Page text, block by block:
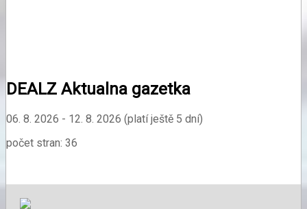
DEALZ Aktualna gazetka
06. 8. 2026 - 12. 8. 2026 (platí ještě 5 dní)
počet stran: 36